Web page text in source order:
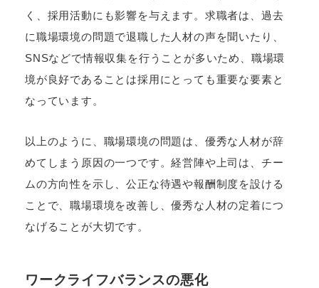
く、採用活動にも影響を与えます。求職者は、過去
に職場環境の問題で退職した人材の声を聞いたり、
SNSなどで情報収集を行うことが多いため、職場環
境が良好であることは採用にとっても重要な要素と
なっています。
以上のように、職場環境の問題は、優秀な人材が辞
めてしまう原因の一つです。経営陣や上司は、チー
ムの方向性を示し、公正な待遇や報酬制度を設ける
ことで、職場環境を改善し、優秀な人材の定着につ
なげることが大切です。
ワークライフバランスの悪化